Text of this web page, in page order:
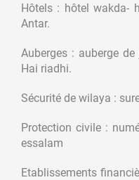
Hôtels : hôtel wakda-
Antar.
Auberges : auberge
Hai riadhi.
Sécurité de wilaya :
Protection civile :
essalam
Etablissements